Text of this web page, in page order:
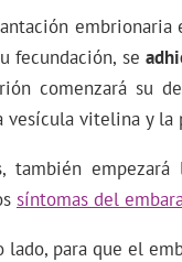
embrionaria
fecundación, se
comenzará su
vesícula vitelina y la
también
síntomas del
lado, para que el